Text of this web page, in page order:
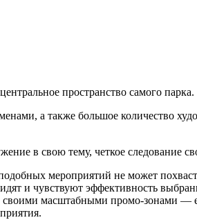
пространство самого парка.
а также большое количество
в свою тему, четкое следование
мероприятий не может
и чувствуют эффективность
своими масштабными промо-зонами —